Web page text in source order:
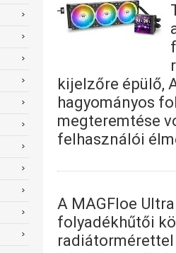
kijelzőre épülő,
hagyományos
megteremtése
felhasználói
A MAGFloe
folyadékhűtői